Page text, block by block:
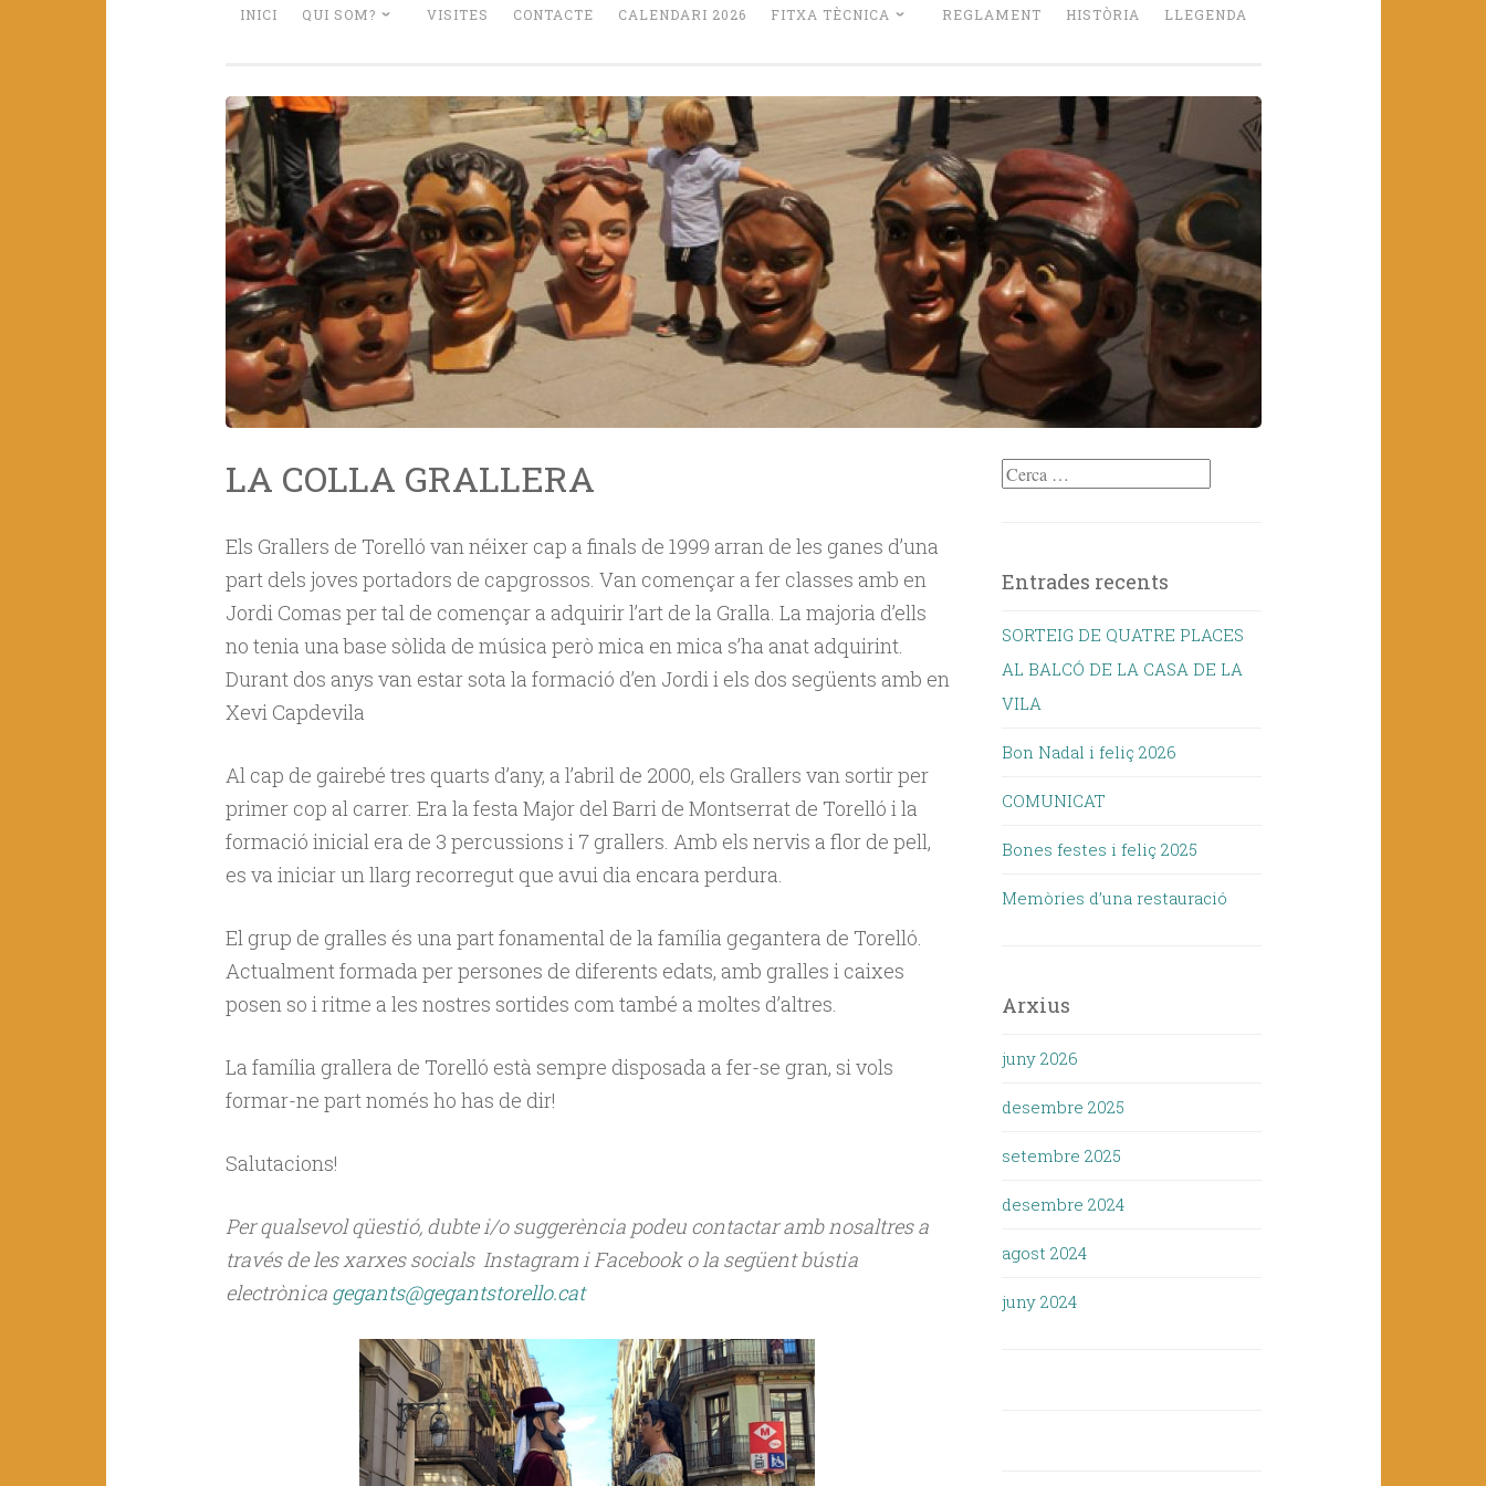
INICI QUI SOM? VISITES CONTACTE CALENDARI 2026 FITXA TÈCNICA REGLAMENT HISTÒRIA LLEGENDA
LA COLLA GRALLERA
Els Grallers de Torelló van néixer cap a finals de 1999 arran de les ganes d’una
part dels joves portadors de capgrossos. Van començar a fer classes amb en
Jordi Comas per tal de començar a adquirir l’art de la Gralla. La majoria d’ells
no tenia una base sòlida de música però mica en mica s’ha anat adquirint.
Durant dos anys van estar sota la formació d’en Jordi i els dos següents amb en
Xevi Capdevila
Al cap de gairebé tres quarts d’any, a l’abril de 2000, els Grallers van sortir per
primer cop al carrer. Era la festa Major del Barri de Montserrat de Torelló i la
formació inicial era de 3 percussions i 7 grallers. Amb els nervis a flor de pell,
es va iniciar un llarg recorregut que avui dia encara perdura.
El grup de gralles és una part fonamental de la família gegantera de Torelló.
Actualment formada per persones de diferents edats, amb gralles i caixes
posen so i ritme a les nostres sortides com també a moltes d’altres.
La família grallera de Torelló està sempre disposada a fer-se gran, si vols
formar-ne part només ho has de dir!
Salutacions!
Per qualsevol qüestió, dubte i/o suggerència podeu contactar amb nosaltres a
través de les xarxes socials Instagram i Facebook o la següent bústia
electrònica gegants@gegantstorello.cat
Cerca:
Entrades recents
SORTEIG DE QUATRE PLACES
AL BALCÓ DE LA CASA DE LA
VILA
Bon Nadal i feliç 2026
COMUNICAT
Bones festes i feliç 2025
Memòries d’una restauració
Arxius
juny 2026
desembre 2025
setembre 2025
desembre 2024
agost 2024
juny 2024